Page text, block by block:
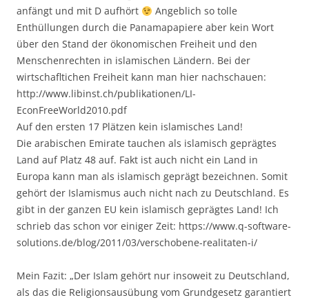
anfängt und mit D aufhört
Angeblich so tolle
Enthüllungen durch die Panamapapiere aber kein Wort
über den Stand der ökonomischen Freiheit und den
Menschenrechten in islamischen Ländern. Bei der
wirtschafltichen Freiheit kann man hier nachschauen:
http://www.libinst.ch/publikationen/LI-
EconFreeWorld2010.pdf
Auf den ersten 17 Plätzen kein islamisches Land!
Die arabischen Emirate tauchen als islamisch geprägtes
Land auf Platz 48 auf. Fakt ist auch nicht ein Land in
Europa kann man als islamisch geprägt bezeichnen. Somit
gehört der Islamismus auch nicht nach zu Deutschland. Es
gibt in der ganzen EU kein islamisch geprägtes Land! Ich
schrieb das schon vor einiger Zeit: https://www.q-software-
solutions.de/blog/2011/03/verschobene-realitaten-i/
Mein Fazit: „Der Islam gehört nur insoweit zu Deutschland,
als das die Religionsausübung vom Grundgesetz garantiert